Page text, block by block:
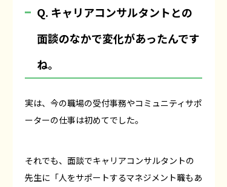
Q. キャリアコンサルタントとの
面談のなかで変化があったんです
ね。
実は、今の職場の受付事務やコミュニティサポ
ーターの仕事は初めてでした。
それでも、面談でキャリアコンサルタントの
先生に「人をサポートするマネジメント職もあ